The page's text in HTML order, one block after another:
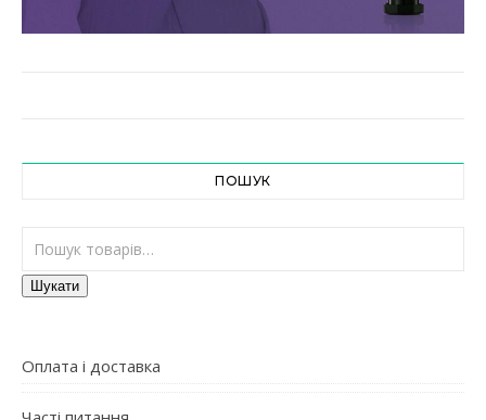
ПОШУК
Шукати:
Шукати
Оплата і доставка